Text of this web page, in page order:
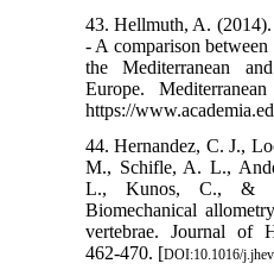
43. Hellmuth, A.
- A comparison
the Mediterranean
Europe.
https://
44. Hernandez, C. J.,
M., Schifle, A. L.,
L., Kunos, C., &
Biomechanical
vertebrae. Journal of
462-470. [DOI:10.1016/